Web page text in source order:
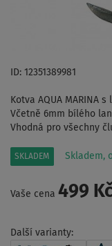
ID: 12351389981
Kotva AQUA MARINA
Včetně 6mm bílého
Vhodná pro všechny
SKLADEM Skladem,
Vaše cena 499
Další varianty: